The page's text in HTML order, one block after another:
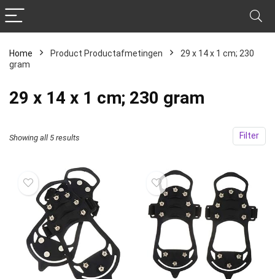
Home Product Productafmetingen
‎29 x 14 x 1 cm; 230
gram
‎29 x 14 x 1 cm; 230 gram
Filter
Showing all 5 results